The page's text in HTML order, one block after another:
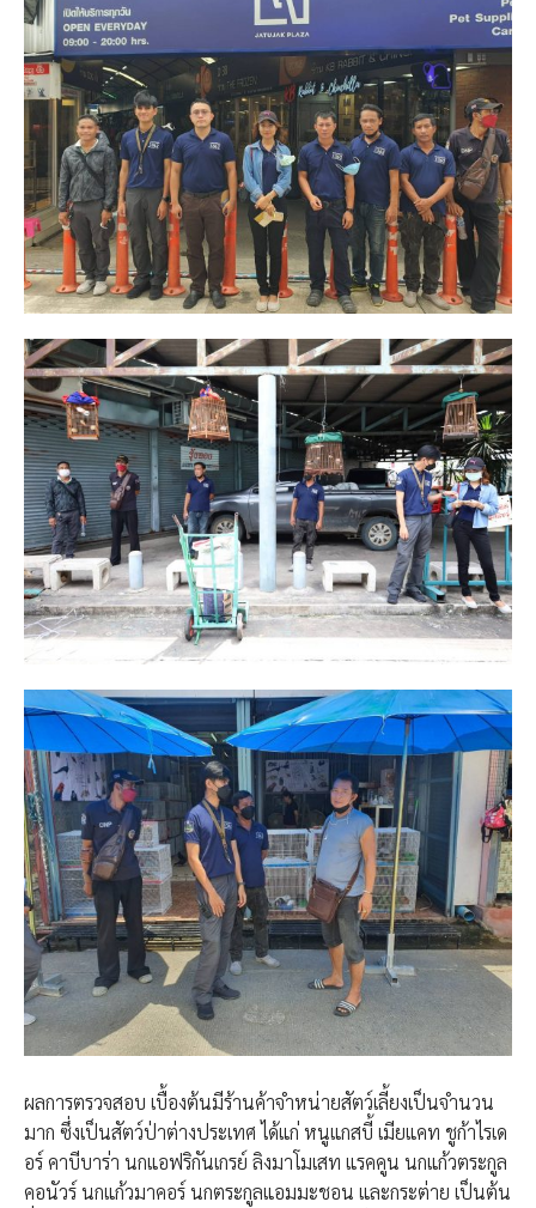
ผลการตรวจสอบ เบื้องต้นมีร้านค้าจำหน่ายสัตว์เลี้ยงเป็นจำนวน
มาก ซึ่งเป็นสัตว์ป่าต่างประเทศ ได้แก่ หนูแกสบี้ เมียแคท ชูก้าไรเด
อร์ คาบีบาร่า นกแอฟริกันเกรย์ ลิงมาโมเสท แรคคูน นกแก้วตระกูล
คอนัวร์ นกแก้วมาคอร์ นกตระกูลแอมมะชอน และกระต่าย เป็นต้น